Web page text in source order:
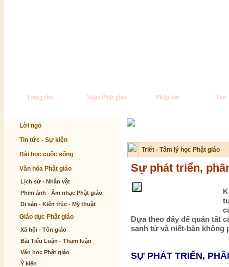
Trang chủ Nhạc Phật giáo Pháp âm Thơ
Lời ngỏ
Tin tức - Sự kiện
Bài học cuộc sống
Văn hóa Phật giáo
Lịch sử - Nhân vật
Phim ảnh - Âm nhạc Phật giáo
Di sản - Kiến trúc - Mỹ thuật
Giáo dục Phật giáo
Xã hội - Tôn giáo
Bài Tiểu Luận - Tham luận
Văn học Phật giáo
Ý kiến
Triết - Tâm lý học Phật giáo
Sự phát triển,
Dựa theo đây để quán tất
sanh tử và niết-bàn không
SỰ PHÁT TRIỂN,